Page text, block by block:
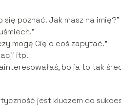
się poznać. Jak masz na imię?”
mogę Cię o coś zapytać.”
itp.
bo ja to tak
jest kluczem do